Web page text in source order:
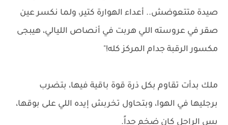
صيدة متتعوضش.. أعداء الهوارة كتير، ولما نكسر عين
صقر في عروسته اللي هربت في أنصاص الليالي، هيبجى
مكسور الرقبة جدام المركز كله!"
ملك بدأت تقاوم بكل ذرة قوة باقية فيها، بتضرب
برجليها في الهوا، وبتحاول تخربش إيده اللي على بوقها،
بس الراجل كان ضخم جداً.